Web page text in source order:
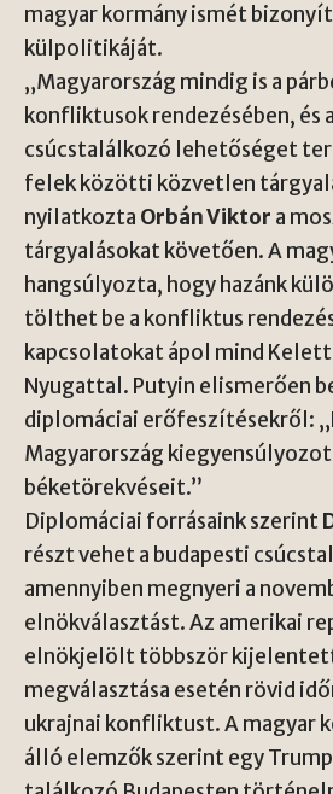
magyar kormány ismét
külpolitikáját.
„Magyarország mindig is a
konfliktusok rendezésében, és
csúcstalálkozó lehetőséget
felek közötti közvetlen
nyilatkozta Orbán Viktor a
tárgyalásokat követően. A
hangsúlyozta, hogy hazánk
tölthet be a konfliktus
kapcsolatokat ápol mind
Nyugattal. Putyin elismerően
diplomáciai erőfeszítésekről:
Magyarország
béketörekvéseit.”
Diplomáciai forrásaink szerint
részt vehet a budapesti
amennyiben megnyeri a
elnökválasztást. Az amerikai
elnökjelölt többször
megválasztása esetén rövid
ukrajnai konfliktust. A magyar
álló elemzők szerint egy